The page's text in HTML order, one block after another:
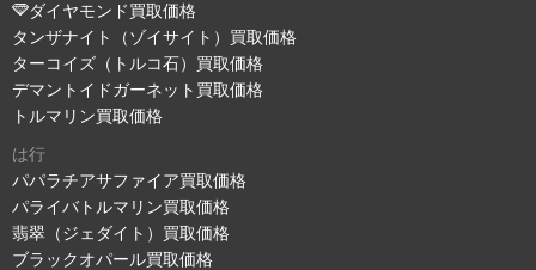
ダイヤモンド買取価格
タンザナイト（ゾイサイト）買取価格
ターコイズ（トルコ石）買取価格
デマントイドガーネット買取価格
トルマリン買取価格
は行
パパラチアサファイア買取価格
パライバトルマリン買取価格
翡翠（ジェダイト）買取価格
ブラックオパール買取価格